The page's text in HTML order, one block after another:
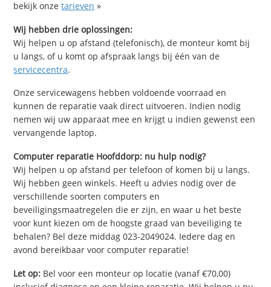
bekijk onzetarieven »
Wij hebben drie oplossingen:
Wij helpen u op afstand (telefonisch), de monteur komt bij
u langs, of u komt op afspraak langs bij één van de
servicecentra.
Onze servicewagens hebben voldoende voorraad en
kunnen de reparatie vaak direct uitvoeren. Indien nodig
nemen wij uw apparaat mee en krijgt u indien gewenst een
vervangende laptop.
Computer reparatie Hoofddorp: nu hulp nodig?
Wij helpen u op afstand per telefoon of komen bij u langs.
Wij hebben geen winkels. Heeft u advies nodig over de
verschillende soorten computers en
beveiligingsmaatregelen die er zijn, en waar u het beste
voor kunt kiezen om de hoogste graad van beveiliging te
behalen? Bel deze middag 023-2049024. Iedere dag en
avond bereikbaar voor computer reparatie!
Let op: Bel voor een monteur op locatie (vanaf €70,00)